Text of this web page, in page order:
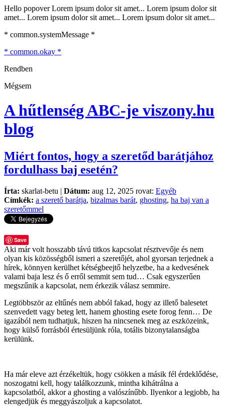
Hello popover Lorem ipsum dolor sit amet... Lorem ipsum dolor sit
amet... Lorem ipsum dolor sit amet... Lorem ipsum dolor sit amet...
* common.systemMessage *
* common.okay *
Rendben
Mégsem
A hűtlenség ABC-je viszony.hu
blog
Miért fontos, hogy a szeretőd barátjához
fordulhass baj esetén?
Írta: skarlat-betu | Dátum: aug 12, 2025 rovat: Egyéb
Címkék: a szerető barátja, bizalmas barát, ghosting, ha baj van a
szeretőmmel
Save
Aki már volt hosszabb távú titkos kapcsolat résztvevője és nem
olyan kis közösségből ismeri a szeretőjét, ahol gyorsan terjednek a
hírek, könnyen kerülhet kétségbeejtő helyzetbe, ha a kedvesének
valami baja lesz és ő erről semmit sem tud… Csak egyszerűen
megszűnik a kapcsolat, nem érkezik válasz semmire.
Legtöbbször az eltűnés nem abból fakad, hogy az illető balesetet
szenvedett vagy beteg lett, hanem ghosting esete forog fenn… De
igazából nem tudhatjuk, hiszen ha nincsenek meg az eszközeink,
hogy külső forrásból értesüljünk róla, totális bizonytalanságba
kerülünk.
Ha már eleve azt érzékeltük, hogy csökken a másik fél érdeklődése,
noszogatni kell, hogy találkozzunk, mintha kihátrálna a
kapcsolatból, akkor a ghosting a valószínűbb. Ilyenkor a legjobb, ha
elengedjük és meggyászoljuk a kapcsolatot.